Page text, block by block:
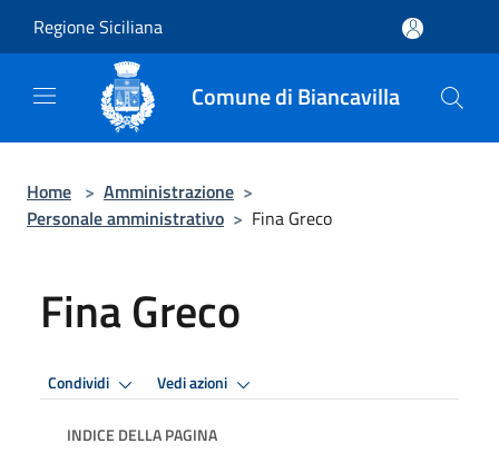
Regione Siciliana
Comune di Biancavilla
Home > Amministrazione >
Personale amministrativo > Fina Greco
Fina Greco
Condividi Vedi azioni
INDICE DELLA PAGINA